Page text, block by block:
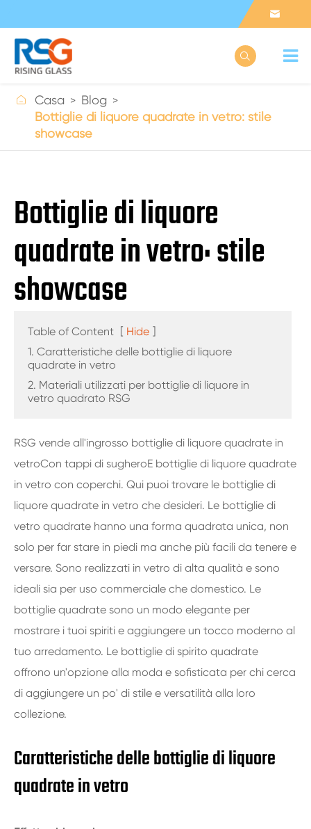


 Casa
Blog
Bottiglie di liquore quadrate in vetro: stile
showcase
Bottiglie di liquore
quadrate in vetro: stile
showcase
Table of Content [ Hide ]
1. Caratteristiche delle bottiglie di liquore
quadrate in vetro
2. Materiali utilizzati per bottiglie di liquore in
vetro quadrato RSG
RSG vende all'ingrosso bottiglie di liquore quadrate in
vetroCon tappi di sugheroE bottiglie di liquore quadrate
in vetro con coperchi. Qui puoi trovare le bottiglie di
liquore quadrate in vetro che desideri. Le bottiglie di
vetro quadrate hanno una forma quadrata unica, non
solo per far stare in piedi ma anche più facili da tenere e
versare. Sono realizzati in vetro di alta qualità e sono
ideali sia per uso commerciale che domestico. Le
bottiglie quadrate sono un modo elegante per
mostrare i tuoi spiriti e aggiungere un tocco moderno al
tuo arredamento. Le bottiglie di spirito quadrate
offrono un'opzione alla moda e sofisticata per chi cerca
di aggiungere un po' di stile e versatilità alla loro
collezione.
Caratteristiche delle bottiglie di liquore
quadrate in vetro